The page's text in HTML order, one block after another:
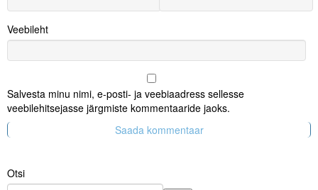
Veebileht
Salvesta minu nimi, e-posti- ja veebiaadress sellesse
veebilehitsejasse järgmiste kommentaaride jaoks.
Otsi